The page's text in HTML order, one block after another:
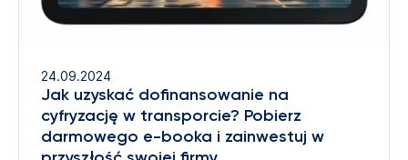
24.09.2024
Jak uzyskać dofinansowanie na
cyfryzację w transporcie? Pobierz
darmowego e-booka i zainwestuj w